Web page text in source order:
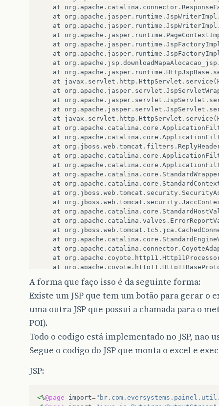
at
org . apache . catalina . connector .
at
org . apache . jasper . runtime . JspWriterImpl
at
org . apache . jasper . runtime . JspWriterImpl
at
org . apache . jasper . runtime .
at
org . apache . jasper . runtime .
at
org . apache . jasper . runtime .
at
org . apache . jsp . downloadMapaAlocacao_jsp
at
org . apache . jasper . runtime . HttpJspBase .
at
javax . servlet . http . HttpServlet . service (
at
org . apache . jasper . servlet .
at
org . apache . jasper . servlet . JspServlet .
at
org . apache . jasper . servlet . JspServlet .
at
javax . servlet . http . HttpServlet . service (
at
org . apache . catalina . core .
at
org . apache . catalina . core .
at
org . jboss . web . tomcat . filters .
at
org . apache . catalina . core .
at
org . apache . catalina . core .
at
org . apache . catalina . core .
at
org . apache . catalina . core .
at
org . jboss . web . tomcat . security .
at
org . jboss . web . tomcat . security .
at
org . apache . catalina . core .
at
org . apache . catalina . valves .
at
org . jboss . web . tomcat . tc5 . jca .
at
org . apache . catalina . core .
at
org . apache . catalina . connector .
at
org . apache . coyote . http11 .
at
org . apache . coyote . http11 .
at org. apache.tomcat. util .net.
at java. lang.Thread.run(Thread.java:568 )
A forma que faço isso é da seguinte forma:
Existe um JSP que tem um botão para gerar o
uma outra JSP que possui a chamada para o
POI).
Todo o codigo está implementado no JSP, nao
Segue o codigo do JSP que monta o excel e
JSP:
<%@page import=